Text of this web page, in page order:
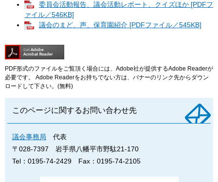
委員会活動報告、議会活動レポート、クイズほか [PDFフ
ァイル／546KB]
議会のまど、声、保育園紹介 [PDFファイル／545KB]
PDF形式のファイルをご覧頂く場合には、Adobe社が提供するAdobe Readerが
必要です。
Adobe Readerをお持ちでない方は、バナーのリンク先からダウン
ロードして下さい。(無料)
このページに関するお問い合わせ先
議会事務局
代表
〒028-7397
岩手県八幡平市野駄21-170
Tel：0195-74-2429
Fax：0195-74-2105